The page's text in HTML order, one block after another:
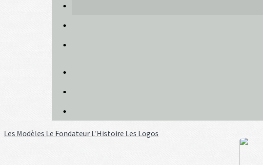
Les Modèles Le Fondateur L'Histoire Les Logos